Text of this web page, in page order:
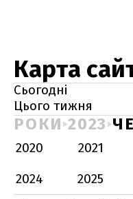
Карта
Сьогодні
Цього тижня
РОКИ 2023
2020 2021
2024
2025